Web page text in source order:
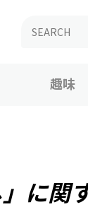
趣味
」に関